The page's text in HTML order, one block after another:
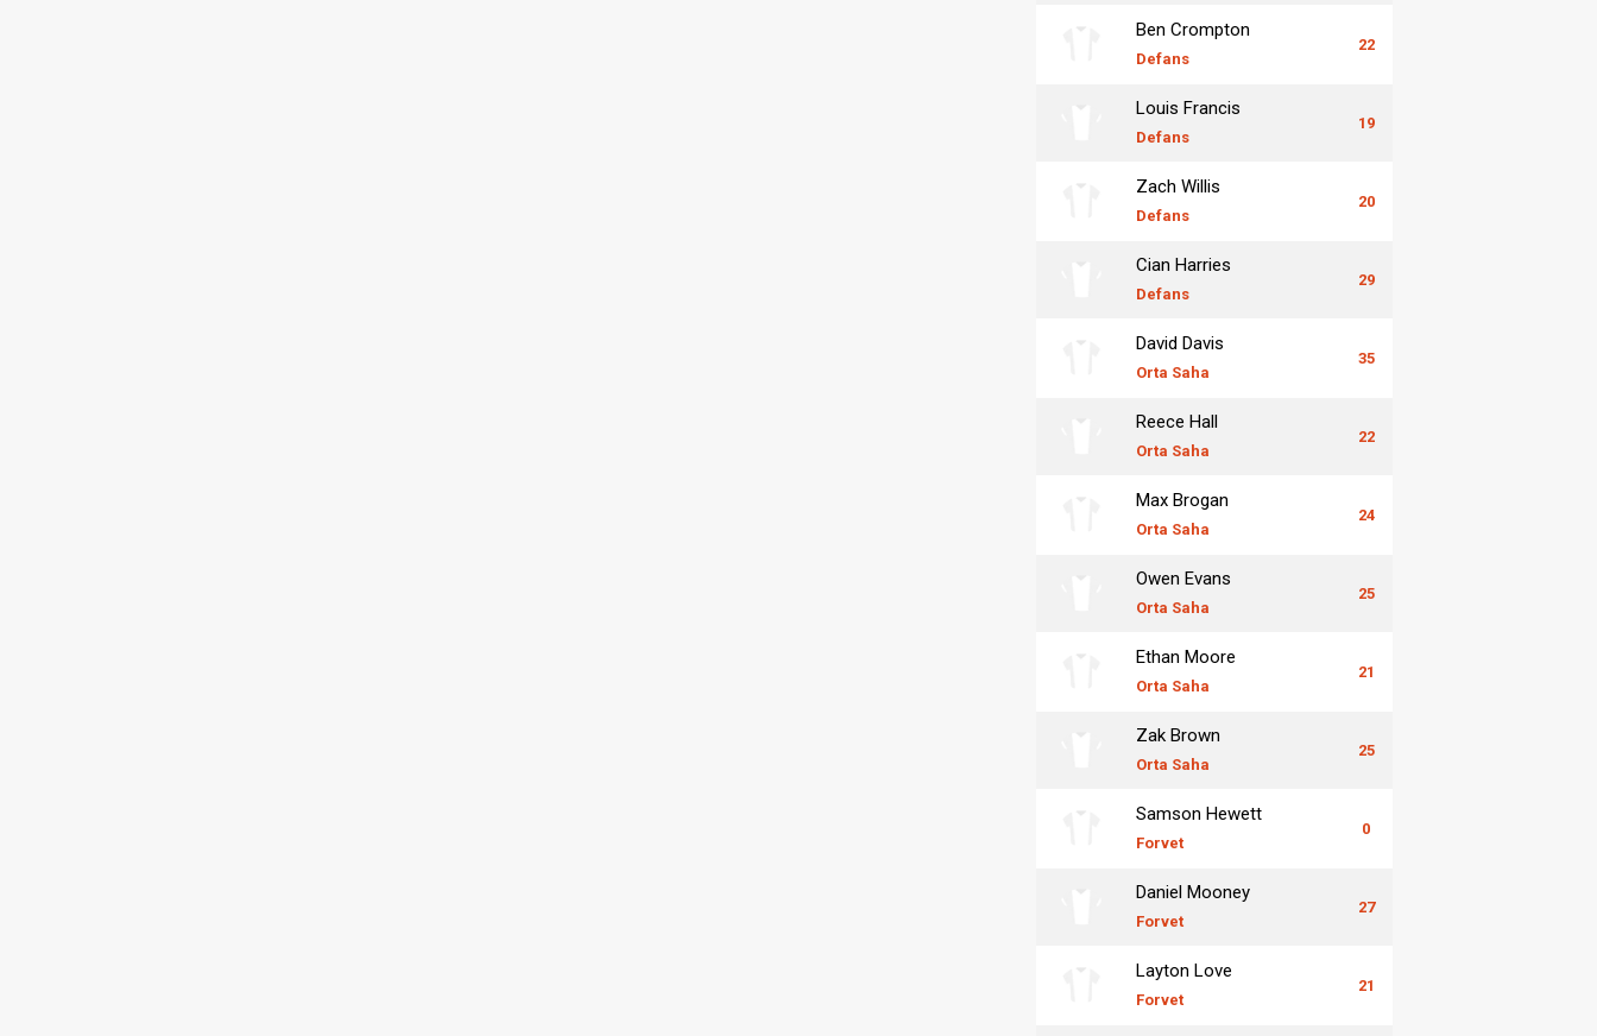
Ben Crompton
Defans
22
Louis Francis
Defans
19
Zach Willis
Defans
20
Cian Harries
Defans
29
David Davis
Orta Saha
35
Reece Hall
Orta Saha
22
Max Brogan
Orta Saha
24
Owen Evans
Orta Saha
25
Ethan Moore
Orta Saha
21
Zak Brown
Orta Saha
25
Samson Hewett
Forvet
0
Daniel Mooney
Forvet
27
Layton Love
Forvet
21